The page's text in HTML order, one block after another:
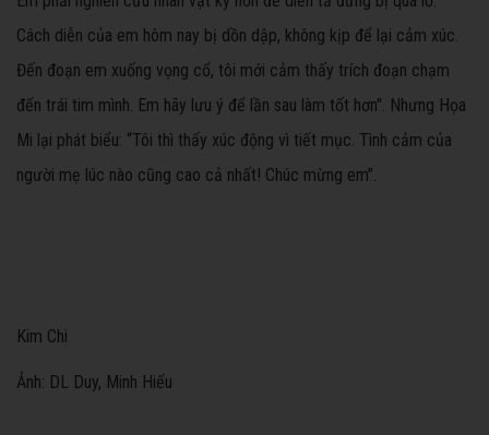
Cách diễn của em hôm nay bị dồn dập, không kịp để lại cảm xúc.
Đến đoạn em xuống vọng cổ, tôi mới cảm thấy trích đoạn chạm
đến trái tim mình. Em hãy lưu ý để lần sau làm tốt hơn". Nhưng Họa
Mi lại phát biểu: “Tôi thì thấy xúc động vì tiết mục. Tình cảm của
người mẹ lúc nào cũng cao cả nhất! Chúc mừng em”.
Kim Chi
Ảnh: DL Duy, Minh Hiếu